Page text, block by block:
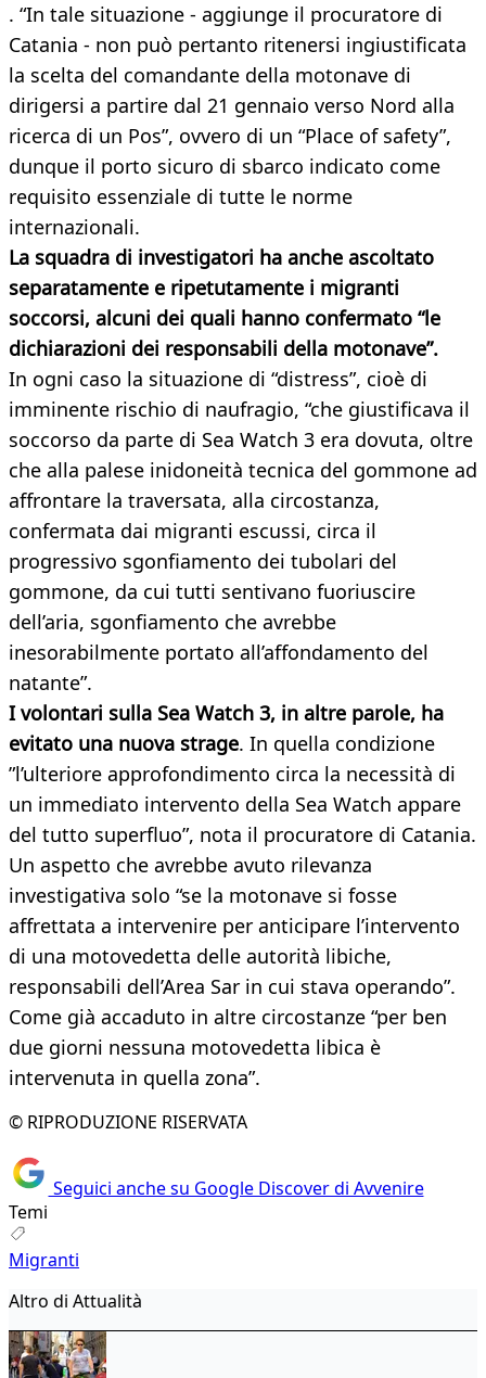
. “In tale situazione - aggiunge il procuratore di
Catania - non può pertanto ritenersi ingiustificata
la scelta del comandante della motonave di
dirigersi a partire dal 21 gennaio verso Nord alla
ricerca di un Pos”, ovvero di un “Place of safety”,
dunque il porto sicuro di sbarco indicato come
requisito essenziale di tutte le norme
internazionali.
La squadra di investigatori ha anche ascoltato
separatamente e ripetutamente i migranti
soccorsi, alcuni dei quali hanno confermato “le
dichiarazioni dei responsabili della motonave”.
In ogni caso la situazione di “distress”, cioè di
imminente rischio di naufragio, “che giustificava il
soccorso da parte di Sea Watch 3 era dovuta, oltre
che alla palese inidoneità tecnica del gommone ad
affrontare la traversata, alla circostanza,
confermata dai migranti escussi, circa il
progressivo sgonfiamento dei tubolari del
gommone, da cui tutti sentivano fuoriuscire
dell’aria, sgonfiamento che avrebbe
inesorabilmente portato all’affondamento del
natante”.
I volontari sulla Sea Watch 3, in altre parole, ha
evitato una nuova strage. In quella condizione
”l’ulteriore approfondimento circa la necessità di
un immediato intervento della Sea Watch appare
del tutto superfluo”, nota il procuratore di Catania.
Un aspetto che avrebbe avuto rilevanza
investigativa solo “se la motonave si fosse
affrettata a intervenire per anticipare l’intervento
di una motovedetta delle autorità libiche,
responsabili dell’Area Sar in cui stava operando”.
Come già accaduto in altre circostanze “per ben
due giorni nessuna motovedetta libica è
intervenuta in quella zona”.
© RIPRODUZIONE RISERVATA
Seguici anche su Google Discover di Avvenire
Temi
Migranti
Altro di Attualità